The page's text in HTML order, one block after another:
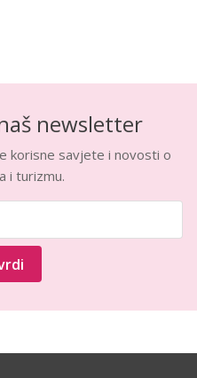
newsletter
korisne savjete i novosti o
i turizmu.